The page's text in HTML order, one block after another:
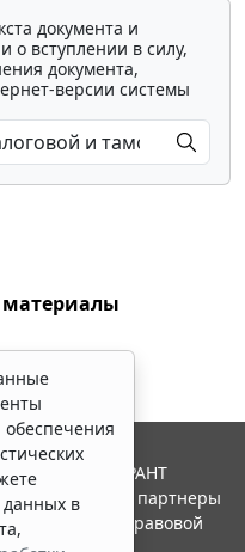
документа и
о вступлении в силу,
документа,
версии системы
материалы
данных в
Система ГАРАНТ
"Гарант" и ее партнеры
ассоциации правовой